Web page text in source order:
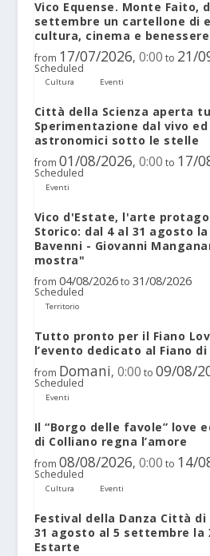
Vico Equense. Monte Faito,
settembre un cartellone di
cultura, cinema e benessere
from 17/07/2026, 0:00 to 21/
Scheduled
Cultura Eventi
Città della Scienza aperta
Sperimentazione dal vivo
astronomici sotto le stelle
from 01/08/2026, 0:00 to 17/
Scheduled
Eventi
Vico d'Estate, l'arte
Storico: dal 4 al 31 agosto
Bavenni - Giovanni
mostra"
from 04/08/2026 to 31/08/2026
Scheduled
Territorio
Tutto pronto per il Fiano
l’evento dedicato al Fiano di
from Domani, 0:00 to 09/08/
Scheduled
Eventi
Il “Borgo delle favole” love
di Colliano regna l’amore
from 08/08/2026, 0:00 to 14/
Scheduled
Cultura Eventi
Festival della Danza Città di
31 agosto al 5 settembre la
Estarte